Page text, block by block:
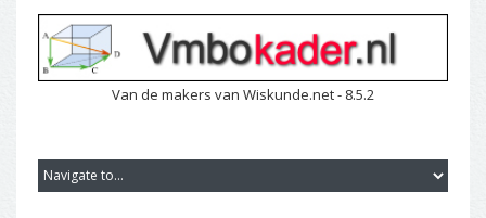
Van de makers van Wiskunde.net - 8.5.2